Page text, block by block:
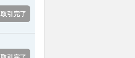
取引完了